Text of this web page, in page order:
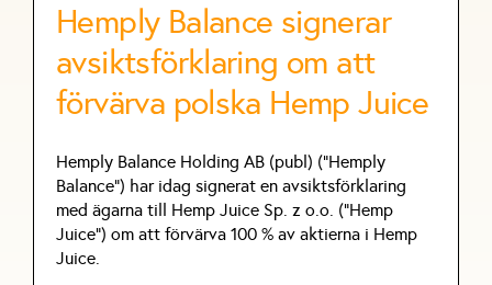
Hemply Balance signerar
avsiktsförklaring om att
förvärva polska Hemp Juice
Hemply Balance Holding AB (publ) ("Hemply
Balance") har idag signerat en avsiktsförklaring
med ägarna till Hemp Juice Sp. z o.o. (”Hemp
Juice”) om att förvärva 100 % av aktierna i Hemp
Juice.